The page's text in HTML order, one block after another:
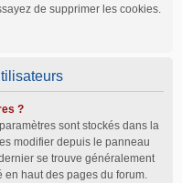
de supprimer les cookies.
?
sont stockés dans la
modifier depuis le panneau
se trouve généralement
en haut des pages du forum.